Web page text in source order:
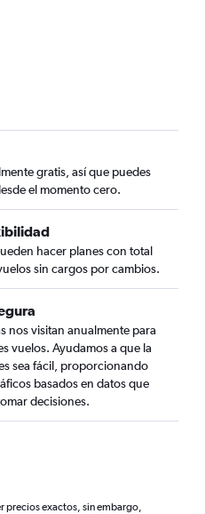
gratis, así que puedes
el momento cero.
hacer planes con total
sin cargos por cambios.
nos visitan anualmente para
vuelos. Ayudamos a que la
sea fácil, proporcionando
basados en datos que
decisiones.
precios exactos, sin embargo,